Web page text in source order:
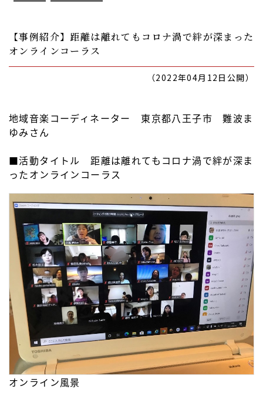
【事例紹介】距離は離れてもコロナ渦で絆が深まった
オンラインコーラス
（2022年04月12日公開）
地域音楽コーディネーター 東京都八王子市 難波ま
ゆみさん
■活動タイトル 距離は離れてもコロナ渦で絆が深ま
ったオンラインコーラス
オンライン風景